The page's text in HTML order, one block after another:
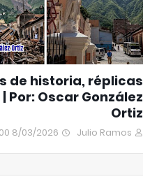
de historia, réplicas
Por: Oscar González
Ortiz
Julio Ramos 8/03/2026 11:16:00 م